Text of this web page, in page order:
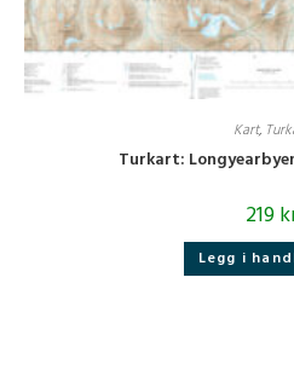
Kart,
Turkart:
219
Legg i